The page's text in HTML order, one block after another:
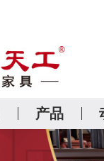
产品
首 页
关于我们
精品红木研究院